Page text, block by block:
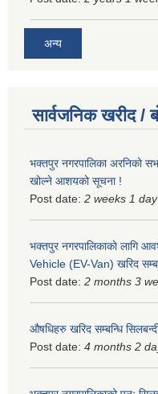
अन्य
सार्वजनिक खरीद /
भक्तपुर नगरपालिका अरनिको
खोल्ने आशयको सूचना !
Post date: 2 weeks 1 day
भक्तपुर नगरपालिकाकाे लागि
Vehicle (EV-Van) खरिद
Post date: 2 months 3
औषधिहरु खरिद सम्बन्धि
Post date: 4 months 2